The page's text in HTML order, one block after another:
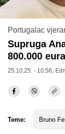
Portugalac
Supruga
800.000
25.10.25. - 10:56,
Teme: Bruno